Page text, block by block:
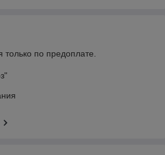
только по предоплате.